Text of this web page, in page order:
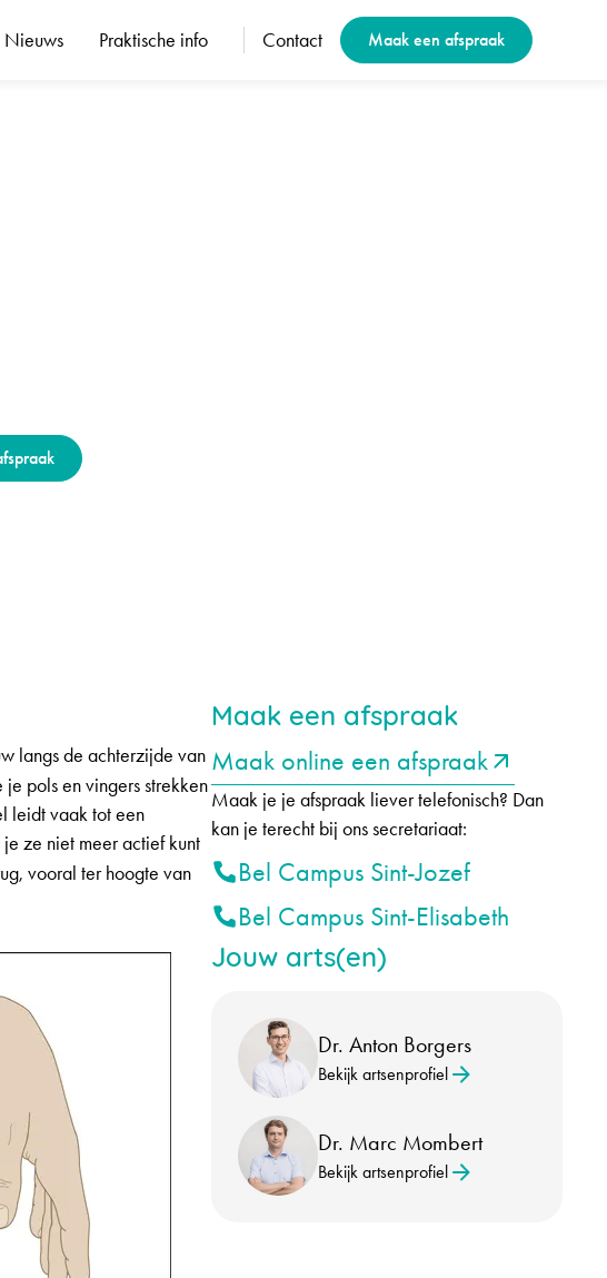
Nieuws Praktische info Contact Maak een afspraak
langs de achterzijde van
pols en vingers strekken
leidt vaak tot een
ze niet meer actief kunt
vooral ter hoogte van
Maak een afspraak
Maak online een afspraak
Maak je je afspraak liever telefonisch? Dan
kan je terecht bij ons secretariaat:
Bel Campus Sint-Jozef
Bel Campus Sint-Elisabeth
Jouw arts(en)
Dr. Anton Borgers
Bekijk artsenprofiel
Dr. Marc Mombert
Bekijk artsenprofiel